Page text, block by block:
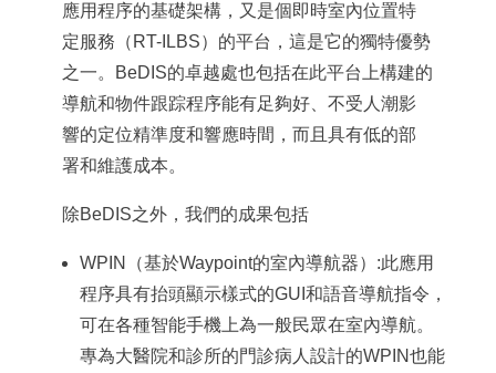
應用程序的基礎架構，又是個即時室內位置特
定服務（RT-ILBS）的平台，這是它的獨特優勢
之一。BeDIS的卓越處也包括在此平台上構建的
導航和物件跟踪程序能有足夠好、不受人潮影
響的定位精準度和響應時間，而且具有低的部
署和維護成本。
除BeDIS之外，我們的成果包括
WPIN（基於Waypoint的室內導航器）:此應用
程序具有抬頭顯示樣式的GUI和語音導航指令，
可在各種智能手機上為一般民眾在室內導航。
專為大醫院和診所的門診病人設計的WPIN也能